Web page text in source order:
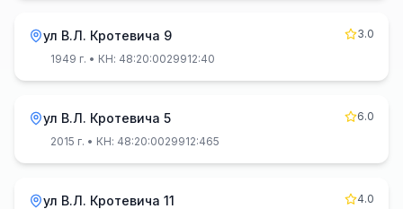
ул В.Л. Кротевича 9
3.0
1949 г. • КН: 48:20:0029912:40
ул В.Л. Кротевича 5
6.0
2015 г. • КН: 48:20:0029912:465
ул В.Л. Кротевича 11
4.0